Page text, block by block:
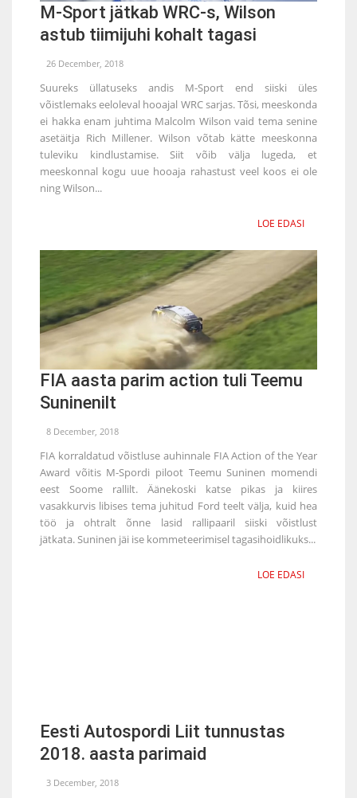
M-Sport jätkab WRC-s, Wilson
astub tiimijuhi kohalt tagasi
26 December, 2018
Suureks üllatuseks andis M-Sport end siiski üles
võistlemaks eeloleval hooajal WRC sarjas. Tõsi, meeskonda
ei hakka enam juhtima Malcolm Wilson vaid tema senine
asetäitja Rich Millener. Wilson võtab kätte meeskonna
tuleviku kindlustamise. Siit võib välja lugeda, et
meeskonnal kogu uue hooaja rahastust veel koos ei ole
ning Wilson...
LOE EDASI
FIA aasta parim action tuli Teemu
Suninenilt
8 December, 2018
FIA korraldatud võistluse auhinnale FIA Action of the Year
Award võitis M-Spordi piloot Teemu Suninen momendi
eest Soome rallilt. Äänekoski katse pikas ja kiires
vasakkurvis libises tema juhitud Ford teelt välja, kuid hea
töö ja ohtralt õnne lasid rallipaaril siiski võistlust
jätkata. Suninen jäi ise kommeteerimisel tagasihoidlikuks...
LOE EDASI
Eesti Autospordi Liit tunnustas
2018. aasta parimaid
3 December, 2018